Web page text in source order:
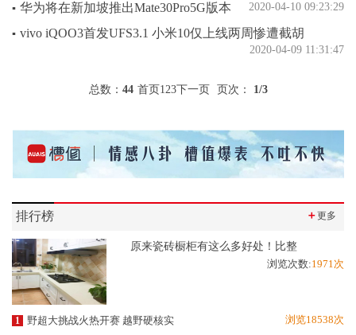
▪ 华为将在新加坡推出Mate30Pro5G版本 2020-04-10 09:23:29
▪ vivo iQOO3首发UFS3.1 小米10仅上线两周惨遭截胡
2020-04-09 11:31:47
总数： 44 首页123下一页 页次： 1/3
排行榜 ＋更多
原来瓷砖橱柜有这么多好处！比整
浏览次数:1971次
1 野超大挑战火热开赛 越野硬核实 浏览18538次